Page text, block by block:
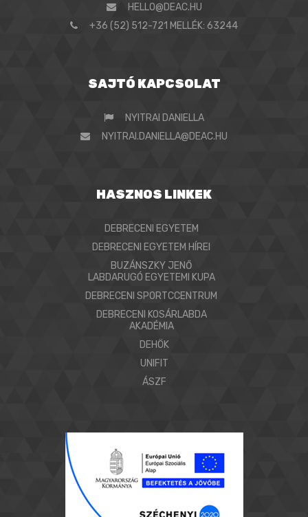
HELLO@DEAC.HU
+36 (52) 512-721 MELLÉK: 63244
SAJTÓ KAPCSOLAT
NYITRAI DANIELLA
NYITRAI.DANIELLA@DEAC.HU
HASZNOS LINKEK
DEBRECENI EGYETEM
DEBRECENI EGYETEM HÍREI
BUZÁNSZKY JENŐ
LABDARUGÓ EGYETEMI KUPA
DEBRECENI SPORTCCENTRUM
DEBRECENI KOSÁRLABDA
AKADÉMIA
DEHÖK
UNIFIT
ÁSZF